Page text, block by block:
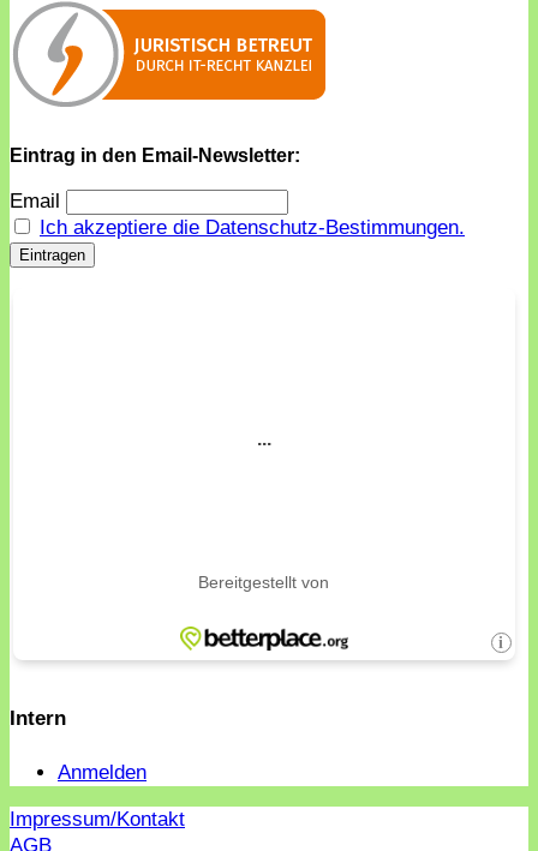
Eintrag in den Email-Newsletter:
Email
Ich akzeptiere die Datenschutz-Bestimmungen.
Intern
Anmelden
Impressum/Kontakt
AGB